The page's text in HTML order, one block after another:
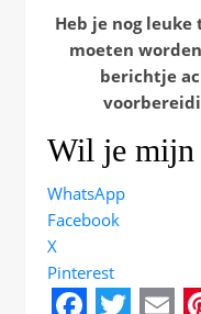
Heb je nog
moeten
berichtje
Wil je mijn
WhatsApp
Facebook
X
Pinterest